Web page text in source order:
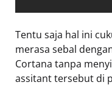
Tentu saja hal ini
merasa sebal
Cortana tanpa
assitant tersebut di